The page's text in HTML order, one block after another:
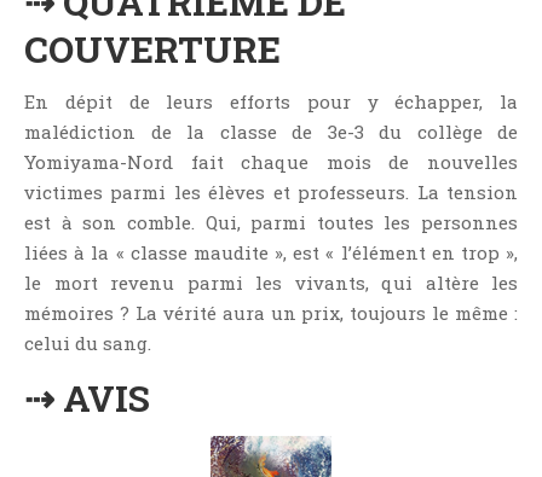
Jeunesse
LGBT
Littérature Classique
Littérature Contemporaine
Littérature Étrangère
Littérature Française
Littérature Lesbienne
New Adult
COUVERTURE
En dépit de leurs efforts pour y échapper, la
malédiction de la classe de 3e-3 du collège de
Yomiyama-Nord fait chaque mois de nouvelles
victimes parmi les élèves et professeurs. La tension
est à son comble. Qui, parmi toutes les personnes
liées à la « classe maudite », est « l’élément en trop »,
le mort revenu parmi les vivants, qui altère les
mémoires ? La vérité aura un prix, toujours le même :
celui du sang.
⇢ AVIS